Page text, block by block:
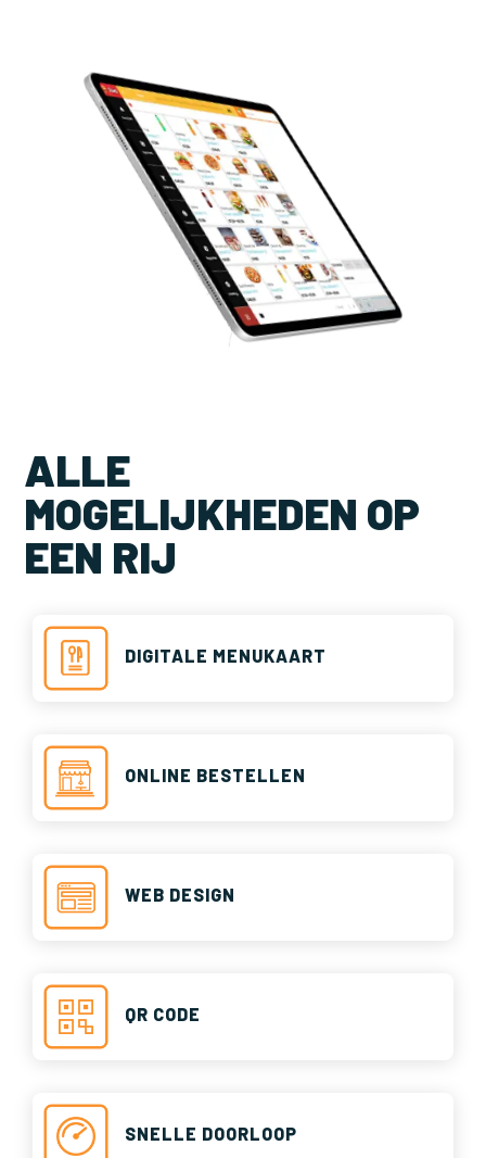
ALLE
MOGELIJKHEDEN OP
EEN RIJ
DIGITALE MENUKAART
ONLINE BESTELLEN
WEB DESIGN
QR CODE
SNELLE DOORLOOP